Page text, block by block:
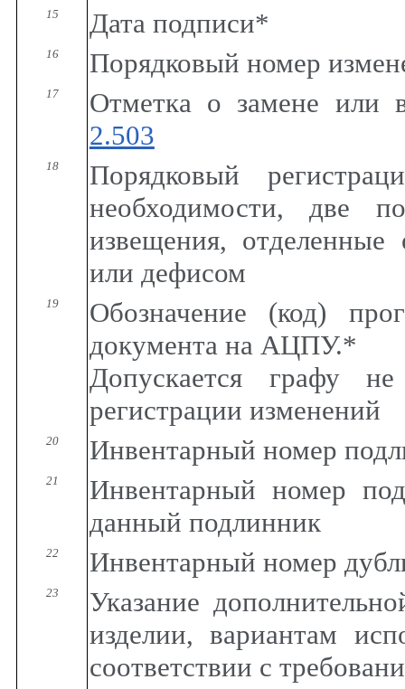
15 Дата подписи*
16 Порядковый номер
17
Отметка о замене или
2.503
18
Порядковый
необходимости, две
извещения, отделенные
или дефисом
19
Обозначение (код)
документа на АЦПУ.*
Допускается графу
регистрации изменений
20 Инвентарный номер
21
Инвентарный номер
данный подлинник
22 Инвентарный номер
23
Указание
изделии, вариантам
соответствии с